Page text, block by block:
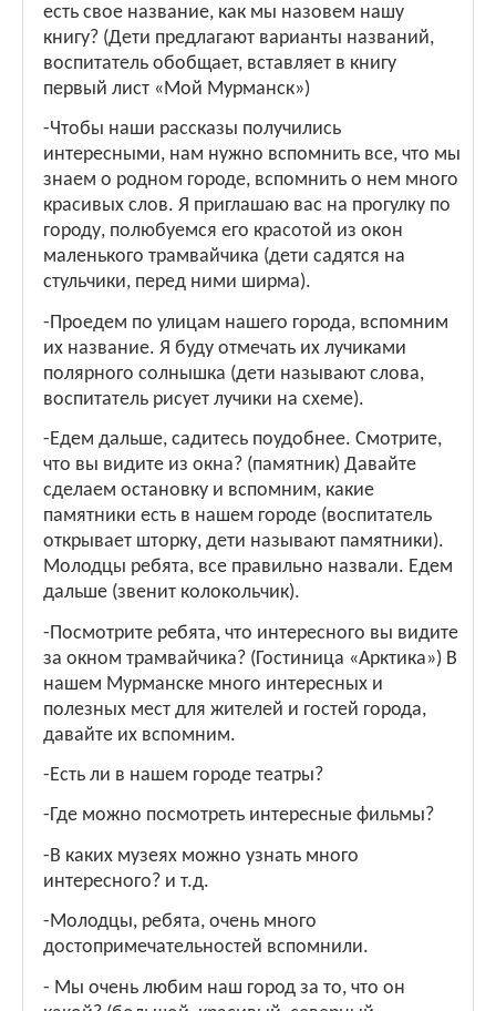
есть свое название, как мы назовем нашу
книгу? (Дети предлагают варианты названий,
воспитатель обобщает, вставляет в книгу
первый лист «Мой Мурманск»)
-Чтобы наши рассказы получились
интересными, нам нужно вспомнить все, что мы
знаем о родном городе, вспомнить о нем много
красивых слов. Я приглашаю вас на прогулку по
городу, полюбуемся его красотой из окон
маленького трамвайчика (дети садятся на
стульчики, перед ними ширма).
-Проедем по улицам нашего города, вспомним
их название. Я буду отмечать их лучиками
полярного солнышка (дети называют слова,
воспитатель рисует лучики на схеме).
-Едем дальше, садитесь поудобнее. Смотрите,
что вы видите из окна? (памятник) Давайте
сделаем остановку и вспомним, какие
памятники есть в нашем городе (воспитатель
открывает шторку, дети называют памятники).
Молодцы ребята, все правильно назвали. Едем
дальше (звенит колокольчик).
-Посмотрите ребята, что интересного вы видите
за окном трамвайчика? (Гостиница «Арктика») В
нашем Мурманске много интересных и
полезных мест для жителей и гостей города,
давайте их вспомним.
-Есть ли в нашем городе театры?
-Где можно посмотреть интересные фильмы?
-В каких музеях можно узнать много
интересного? и т.д.
-Молодцы, ребята, очень много
достопримечательностей вспомнили.
- Мы очень любим наш город за то, что он